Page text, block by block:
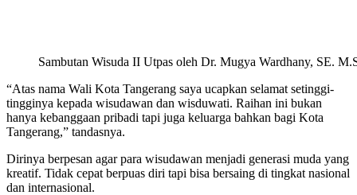
Sambutan Wisuda II Utpas oleh Dr. Mugya Wardhany, SE.
“Atas nama Wali Kota Tangerang saya ucapkan selamat setinggi-
tingginya kepada wisudawan dan wisduwati. Raihan ini bukan
hanya kebanggaan pribadi tapi juga keluarga bahkan bagi Kota
Tangerang,” tandasnya.
Dirinya berpesan agar para wisudawan menjadi generasi muda yang
kreatif. Tidak cepat berpuas diri tapi bisa bersaing di tingkat nasional
dan internasional.